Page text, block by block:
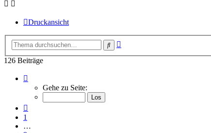
Druckansicht
Suche
126 Beiträge
13
von
Gehe zu Seite:
1
…